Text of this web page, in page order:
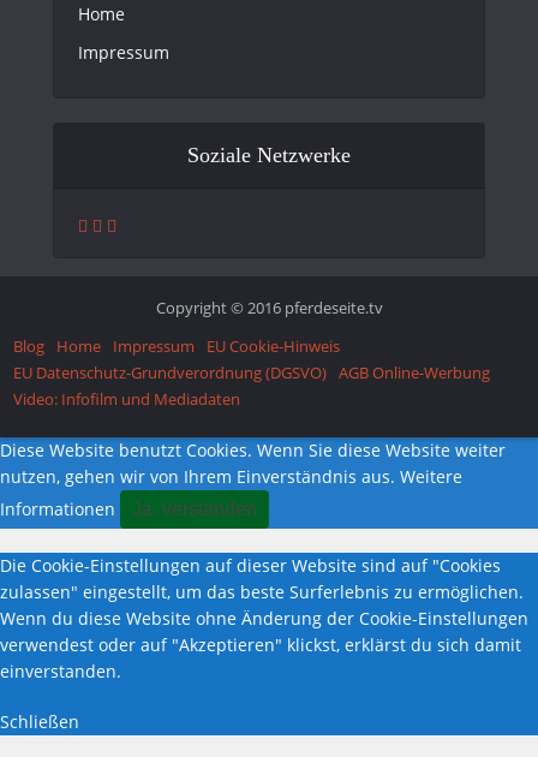
Home
Impressum
Soziale Netzwerke
Copyright © 2016 pferdeseite.tv
Blog
Home Impressum
EU Cookie-Hinweis
EU Datenschutz-Grundverordnung (DGSVO) AGB Online-Werbung
Video: Infofilm und Mediadaten
Diese Website benutzt Cookies. Wenn Sie diese Website weiter
nutzen, gehen wir von Ihrem Einverständnis aus. Weitere
Informationen
Ja. verstanden
Die Cookie-Einstellungen auf dieser Website sind auf "Cookies
zulassen" eingestellt, um das beste Surferlebnis zu ermöglichen.
Wenn du diese Website ohne Änderung der Cookie-Einstellungen
verwendest oder auf "Akzeptieren" klickst, erklärst du sich damit
einverstanden.
Schließen